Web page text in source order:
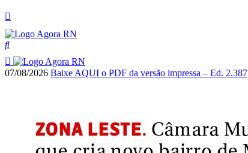
07/08/2026 Baixe AQUI o PDF da versão impressa – Ed. 2.387